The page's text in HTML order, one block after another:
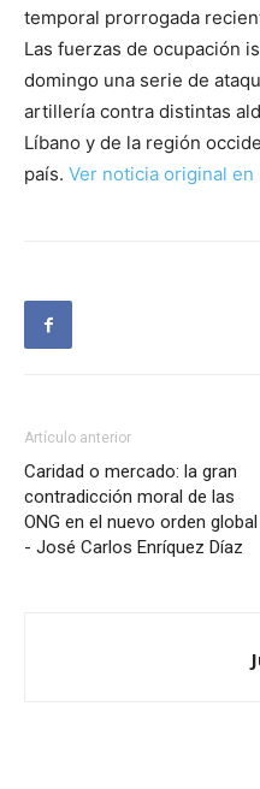
temporal prorrogada
Las fuerzas de ocupación
domingo una serie de
artillería contra distintas
Líbano y de la región
país. Ver noticia original en
Artículo anterior
Caridad o mercado: la gran
contradicción moral de las
ONG en el nuevo orden
- José Carlos Enríquez Díaz